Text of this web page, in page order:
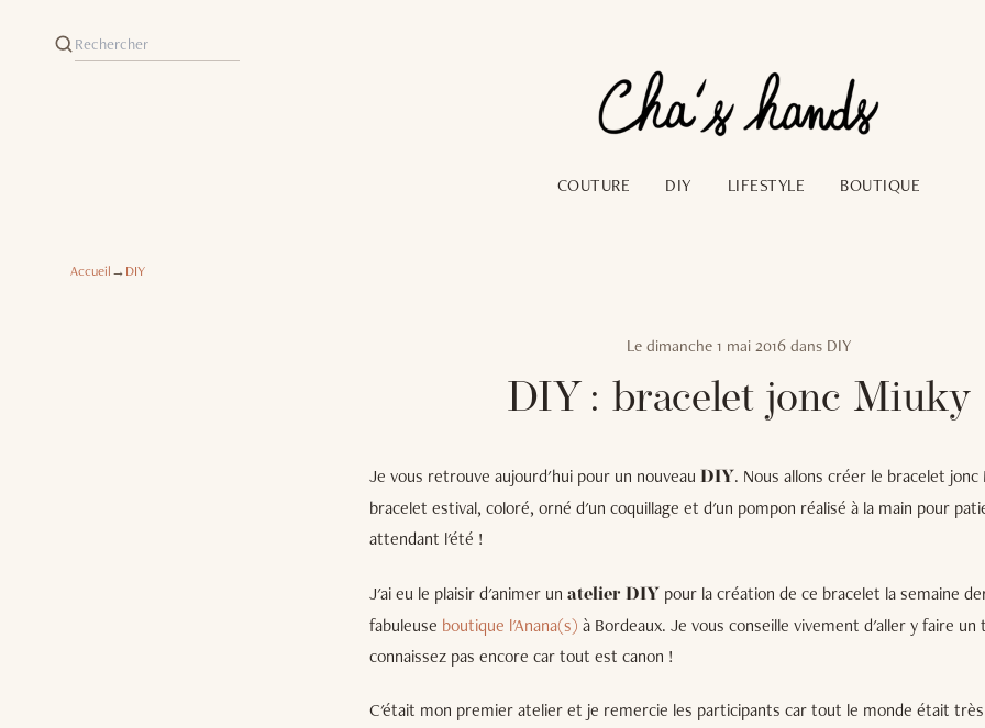
COUTURE DIY LIFESTYLE BOUTIQUE
Accueil→DIY
Le dimanche 1 mai 2016dans DIY
DIY : bracelet jonc Miuky
Je vous retrouve aujourd'hui pour un nouveau DIY. Nous allons créer le bracelet jonc
bracelet estival, coloré, orné d'un coquillage et d'un pompon réalisé à la main pour
attendant l'été !
J'ai eu le plaisir d'animer un atelier DIY pour la création de ce bracelet la semaine
fabuleuse boutique l'Anana(s) à Bordeaux. Je vous conseille vivement d'aller y faire un
connaissez pas encore car tout est canon !
C'était mon premier atelier et je remercie les participants car tout le monde était